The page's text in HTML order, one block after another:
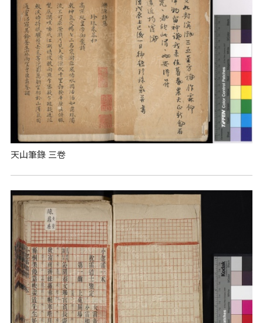
天山筆錄 三卷